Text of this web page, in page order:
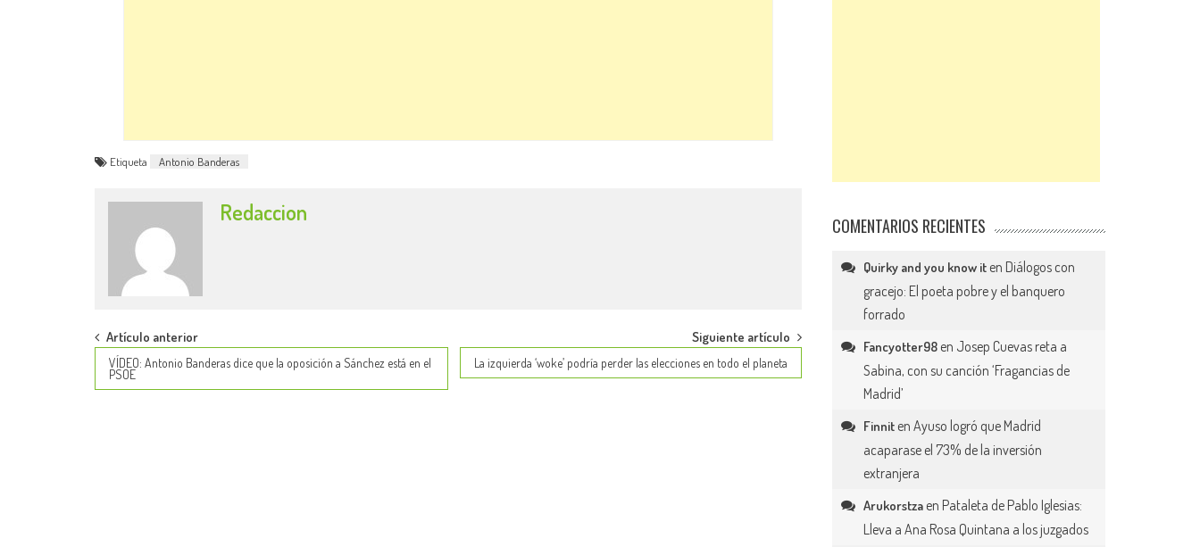
Etiqueta Antonio Banderas
Redaccion
Post
navigation
Artículo anterior
VÍDEO: Antonio Banderas dice que la oposición a Sánchez está en el
PSOE
Siguiente artículo
La izquierda ‘woke’ podría perder las elecciones en todo el planeta
COMENTARIOS RECIENTES
Quirky and you know it en Diálogos con
gracejo: El poeta pobre y el banquero
forrado
Fancyotter98 en Josep Cuevas reta a
Sabina, con su canción ‘Fragancias de
Madrid’
Finnit enAyuso logró que Madrid
acaparase el 73% de la inversión
extranjera
Arukorstza en Pataleta de Pablo Iglesias:
Lleva a Ana Rosa Quintana a los juzgados